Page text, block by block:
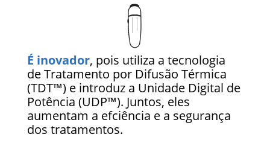
É inovador, pois utiliza a tecnologia
de Tratamento por Difusão Térmica
(TDT™) e introduz a Unidade Digital de
Potência (UDP™). Juntos, eles
aumentam a efciência e a segurança
dos tratamentos.